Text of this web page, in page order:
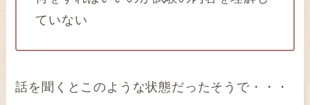
ていない
話を聞くとこのような状態だったそうで・・・